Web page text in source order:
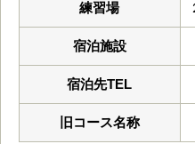
練習場
宿泊施設
宿泊先TEL
旧コース名称